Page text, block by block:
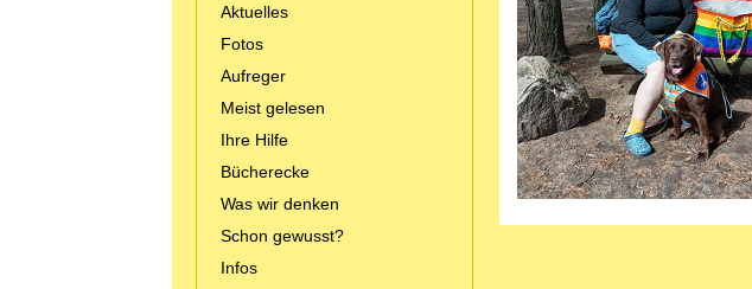
Aktuelles
Fotos
Aufreger
Meist gelesen
Ihre Hilfe
Bücherecke
Was wir denken
Schon gewusst?
Infos